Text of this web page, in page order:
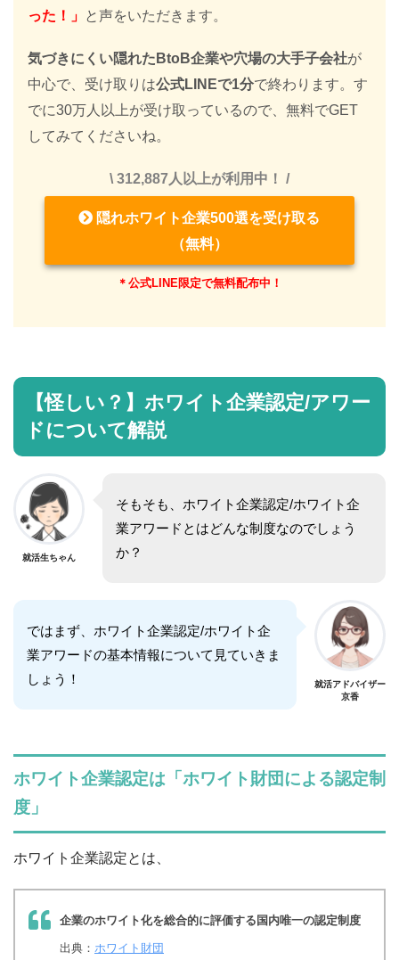
った！」 と声をいただきます。
気づきにくい隠れたBtoB企業や穴場の大手子会社が
中心で、受け取りは公式LINEで1分で終わります。す
でに30万人以上が受け取っているので、無料でGET
してみてくださいね。
\ 312,887人以上が利用中！ /
隠れホワイト企業500選を受け取る
（無料）
＊公式LINE限定で無料配布中！
【怪しい？】ホワイト企業認定/アワー
ドについて解説
就活生ちゃん
そもそも、ホワイト企業認定/ホワイト企
業アワード とはどんな制度なのでしょう
か？
ではまず、ホワイト企業認定/ホワイト企
業アワードの基本情報について見ていきま
しょう！
就活アドバイザー
京香
ホワイト企業認定は「ホワイト財団による認定制
度」
ホワイト企業認定とは、
企業のホワイト化を総合的に評価する国内唯一の認定制度
出典： ホワイト財団